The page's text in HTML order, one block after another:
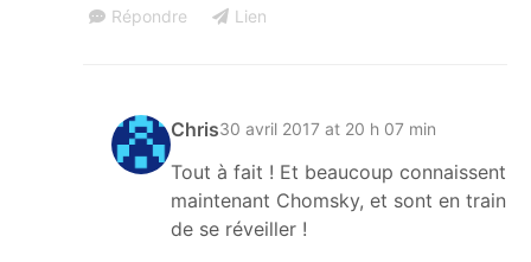
Répondre Lien
Chris30 avril 2017 at 20 h 07 min
Tout à fait ! Et beaucoup connaissent
maintenant Chomsky, et sont en train
de se réveiller !